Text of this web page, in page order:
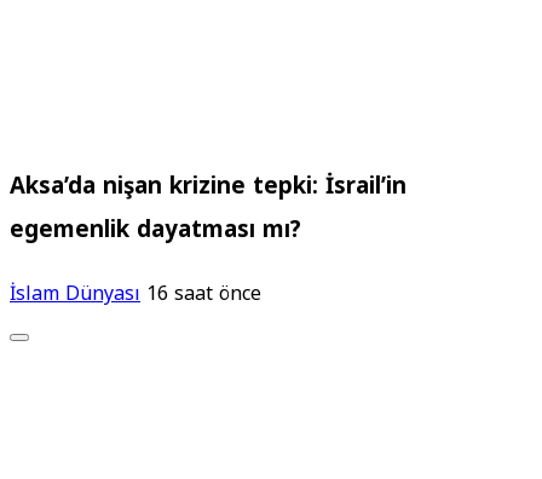
Aksa’da nişan krizine tepki: İsrail’in
egemenlik dayatması mı?
İslam Dünyası 16 saat önce